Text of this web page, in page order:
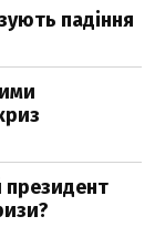
падіння
президент